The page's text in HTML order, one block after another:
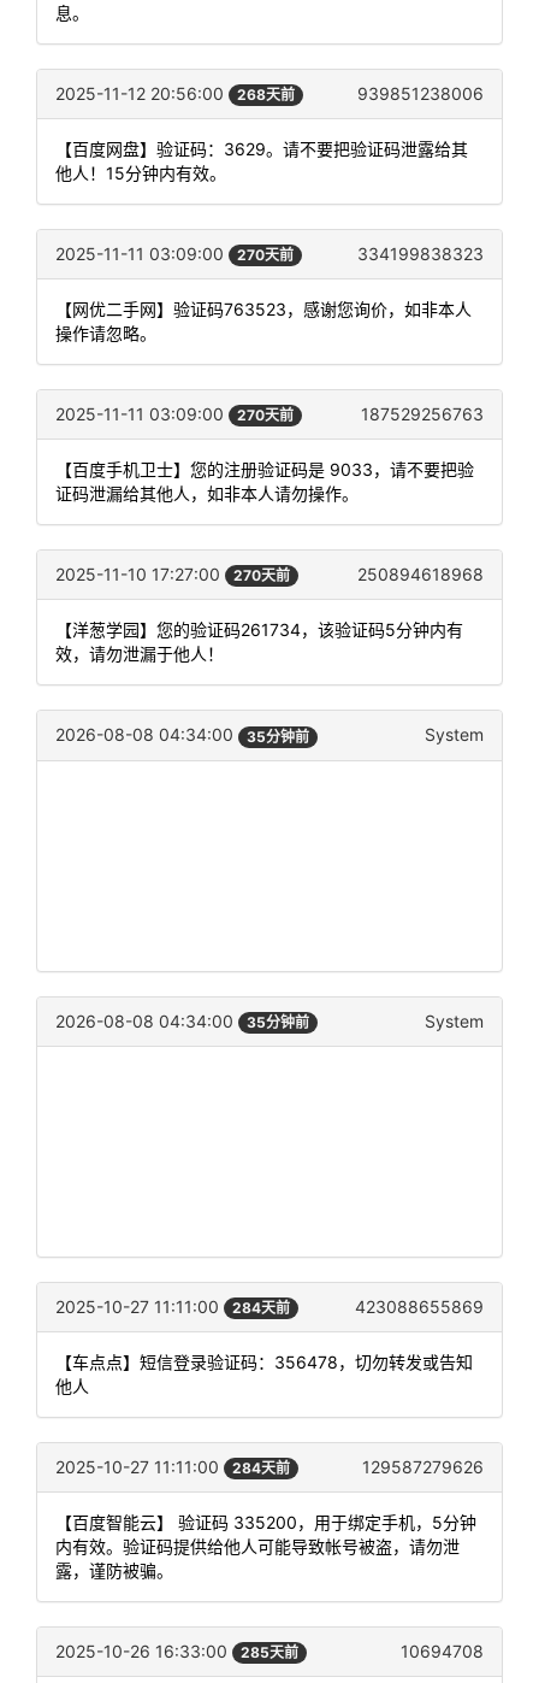
息。
2025-11-12 20:56:00 268天前 939851238006
【百度网盘】验证码：3629。请不要把验证码泄露给其
他人！15分钟内有效。
2025-11-11 03:09:00 270天前 334199838323
【网优二手网】验证码763523，感谢您询价，如非本人
操作请忽略。
2025-11-11 03:09:00 270天前 187529256763
【百度手机卫士】您的注册验证码是 9033，请不要把验
证码泄漏给其他人，如非本人请勿操作。
2025-11-10 17:27:00 270天前 250894618968
【洋葱学园】您的验证码261734，该验证码5分钟内有
效，请勿泄漏于他人！
2026-08-08 04:34:00 35分钟前 System
2026-08-08 04:34:00 35分钟前 System
2025-10-27 11:11:00 284天前 423088655869
【车点点】短信登录验证码：356478，切勿转发或告知
他人
2025-10-27 11:11:00 284天前 129587279626
【百度智能云】 验证码 335200，用于绑定手机，5分钟
内有效。验证码提供给他人可能导致帐号被盗，请勿泄
露，谨防被骗。
2025-10-26 16:33:00 285天前 10694708